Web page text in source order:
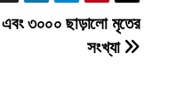
এবং ৩০০০ ছাড়ালো মৃতের
সংখ্যা